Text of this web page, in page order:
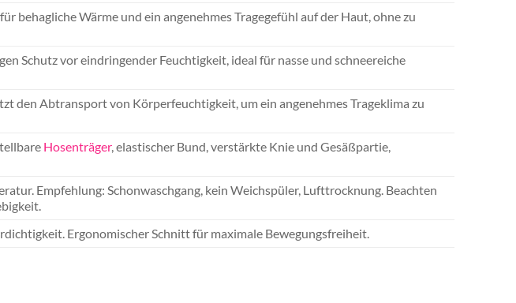
behagliche Wärme und ein angenehmes Tragegefühl auf der Haut, ohne zu
Schutz vor eindringender Feuchtigkeit, ideal für nasse und schneereiche
den Abtransport von Körperfeuchtigkeit, um ein angenehmes Trageklima zu
Hosenträger, elastischer Bund, verstärkte Knie und Gesäßpartie,
Empfehlung: Schonwaschgang, kein Weichspüler, Lufttrocknung. Beachten
Ergonomischer Schnitt für maximale Bewegungsfreiheit.